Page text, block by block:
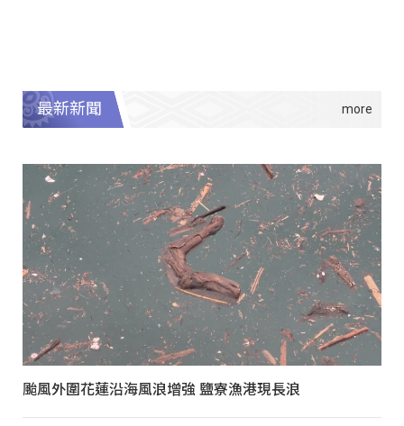
最新新聞
颱風外圍花蓮沿海風浪增強 鹽寮漁港現長浪